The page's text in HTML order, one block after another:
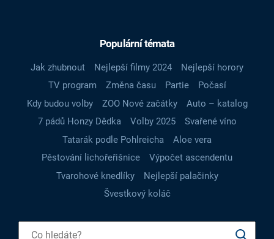
Populární témata
Jak zhubnout Nejlepší filmy 2024
Nejlepší horory
TV program
Změna času Partie
Počasí
Kdy budou volby
ZOO Nové začátky
Auto – katalog
7 pádů Honzy Dědka
Volby 2025
Svařené víno
Tatarák podle Pohlreicha
Aloe vera
Pěstování lichořeřišnice
Výpočet ascendentu
Tvarohové knedlíky
Nejlepší palačinky
Švestkový koláč